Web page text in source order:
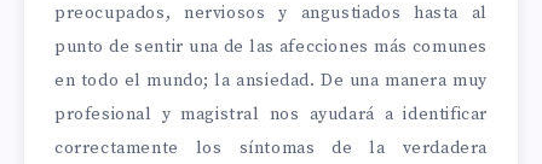
preocupados, nerviosos y angustiados hasta al
punto de sentir una de las afecciones más comunes
en todo el mundo; la ansiedad. De una manera muy
profesional y magistral nos ayudará a identificar
correctamente los síntomas de la verdadera